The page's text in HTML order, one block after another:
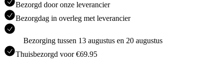
Bezorgd door onze leverancier
Bezorgdag in overleg met leverancier
Bezorging tussen 13 augustus en 20 augustus
Thuisbezorgd voor €69.95